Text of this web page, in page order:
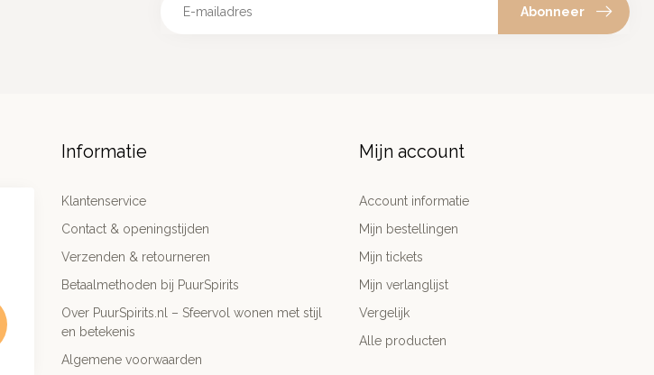
Abonneer
Informatie
Klantenservice
Contact & openingstijden
Verzenden & retourneren
Betaalmethoden bij PuurSpirits
Over PuurSpirits.nl – Sfeervol wonen met stijl
en betekenis
Algemene voorwaarden
Mijn account
Account informatie
Mijn bestellingen
Mijn tickets
Mijn verlanglijst
Vergelijk
Alle producten